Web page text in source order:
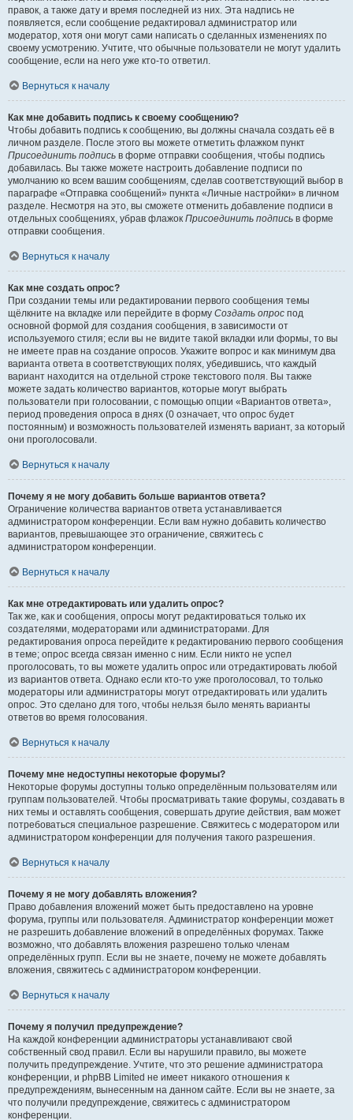
правок, а также дату и время последней из них. Эта надпись не
появляется, если сообщение редактировал администратор или
модератор, хотя они могут сами написать о сделанных изменениях по
своему усмотрению. Учтите, что обычные пользователи не могут удалить
сообщение, если на него уже кто-то ответил.
Вернуться к началу
Как мне добавить подпись к своему сообщению?
Чтобы добавить подпись к сообщению, вы должны сначала создать её в
личном разделе. После этого вы можете отметить флажком пункт
Присоединить подпись в форме отправки сообщения, чтобы подпись
добавилась. Вы также можете настроить добавление подписи по
умолчанию ко всем вашим сообщениям, сделав соответствующий выбор в
параграфе «Отправка сообщений» пункта «Личные настройки» в личном
разделе. Несмотря на это, вы сможете отменить добавление подписи в
отдельных сообщениях, убрав флажок Присоединить подпись в форме
отправки сообщения.
Вернуться к началу
Как мне создать опрос?
При создании темы или редактировании первого сообщения темы
щёлкните на вкладке или перейдите в форму Создать опрос под
основной формой для создания сообщения, в зависимости от
используемого стиля; если вы не видите такой вкладки или формы, то вы
не имеете прав на создание опросов. Укажите вопрос и как минимум два
варианта ответа в соответствующих полях, убедившись, что каждый
вариант находится на отдельной строке текстового поля. Вы также
можете задать количество вариантов, которые могут выбрать
пользователи при голосовании, с помощью опции «Вариантов ответа»,
период проведения опроса в днях (0 означает, что опрос будет
постоянным) и возможность пользователей изменять вариант, за который
они проголосовали.
Вернуться к началу
Почему я не могу добавить больше вариантов ответа?
Ограничение количества вариантов ответа устанавливается
администратором конференции. Если вам нужно добавить количество
вариантов, превышающее это ограничение, свяжитесь с
администратором конференции.
Вернуться к началу
Как мне отредактировать или удалить опрос?
Так же, как и сообщения, опросы могут редактироваться только их
создателями, модераторами или администраторами. Для
редактирования опроса перейдите к редактированию первого сообщения
в теме; опрос всегда связан именно с ним. Если никто не успел
проголосовать, то вы можете удалить опрос или отредактировать любой
из вариантов ответа. Однако если кто-то уже проголосовал, то только
модераторы или администраторы могут отредактировать или удалить
опрос. Это сделано для того, чтобы нельзя было менять варианты
ответов во время голосования.
Вернуться к началу
Почему мне недоступны некоторые форумы?
Некоторые форумы доступны только определённым пользователям или
группам пользователей. Чтобы просматривать такие форумы, создавать в
них темы и оставлять сообщения, совершать другие действия, вам может
потребоваться специальное разрешение. Свяжитесь с модератором или
администратором конференции для получения такого разрешения.
Вернуться к началу
Почему я не могу добавлять вложения?
Право добавления вложений может быть предоставлено на уровне
форума, группы или пользователя. Администратор конференции может
не разрешить добавление вложений в определённых форумах. Также
возможно, что добавлять вложения разрешено только членам
определённых групп. Если вы не знаете, почему не можете добавлять
вложения, свяжитесь с администратором конференции.
Вернуться к началу
Почему я получил предупреждение?
На каждой конференции администраторы устанавливают свой
собственный свод правил. Если вы нарушили правило, вы можете
получить предупреждение. Учтите, что это решение администратора
конференции, и phpBB Limited не имеет никакого отношения к
предупреждениям, вынесенным на данном сайте. Если вы не знаете, за
что получили предупреждение, свяжитесь с администратором
конференции.